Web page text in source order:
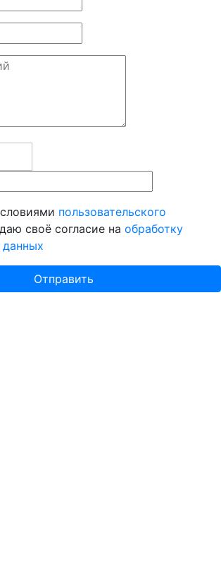
пользовательского
своё согласие на обработку
данных